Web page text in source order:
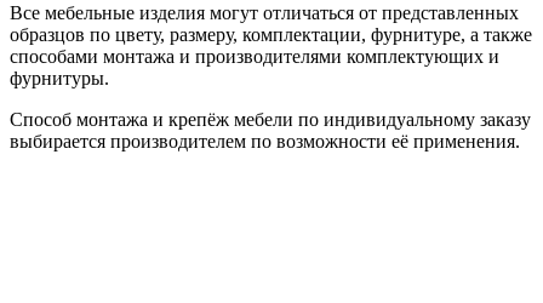
Все мебельные изделия могут отличаться от представленных
образцов по цвету, размеру, комплектации, фурнитуре, а также
способами монтажа и производителями комплектующих и
фурнитуры.
Способ монтажа и крепёж мебели по индивидуальному заказу
выбирается производителем по возможности её применения.